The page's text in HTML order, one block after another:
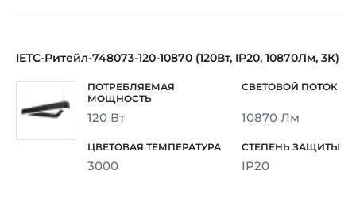
IETC-Ритейл-748073-120-10870 (120Вт, IP20, 10870Лм, 3К)
120 Вт 10870 Лм
3000 IP20